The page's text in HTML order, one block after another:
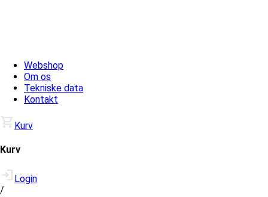
Webshop
Om os
Tekniske data
Kontakt
Kurv
Kurv
Login
/